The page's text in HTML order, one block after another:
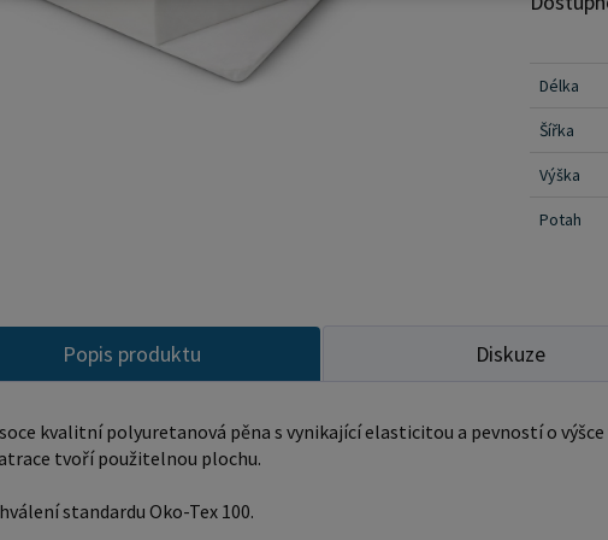
a prát do 40 ° C Zónová
který
Délka
Šířka
Výška
Potah
Popis produktu Diskuze
kvalitní polyuretanová pěna s vynikající elasticitou a pevností o
tvoří použitelnou plochu.
standardu Oko-Tex 100.